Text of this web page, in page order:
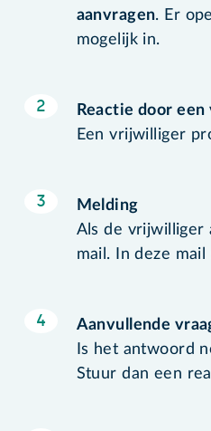
aanvragen. Er
mogelijk in.
Reactie door
Een vrijwilliger
Melding
Als de vrijwilliger
mail. In deze
Aanvullende
Is het antwoord
Stuur dan een